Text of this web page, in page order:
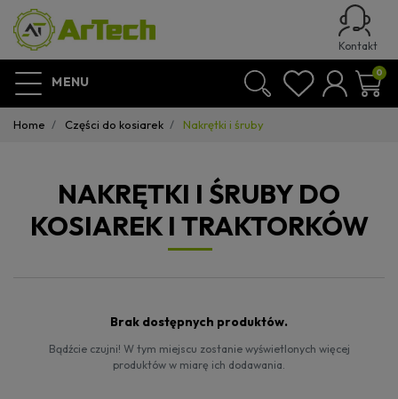
Kontakt
MENU
0
Home Części do kosiarek Nakrętki i śruby
NAKRĘTKI I ŚRUBY DO
KOSIAREK I TRAKTORKÓW
Brak dostępnych produktów.
Bądźcie czujni! W tym miejscu zostanie wyświetlonych więcej
produktów w miarę ich dodawania.